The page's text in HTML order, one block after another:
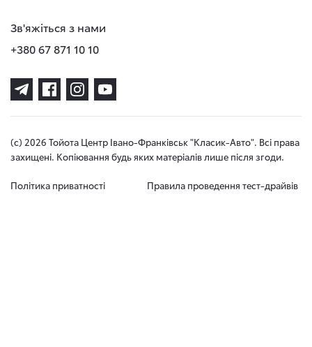
Зв'яжіться з нами
+380 67 871 10 10
(с) 2026 Тойота Центр Івано-Франківськ "Класик-Авто". Всі права
захищені. Копіювання будь яких матеріалів лише після згоди.
Політика приватності Правила проведення тест-драйвів